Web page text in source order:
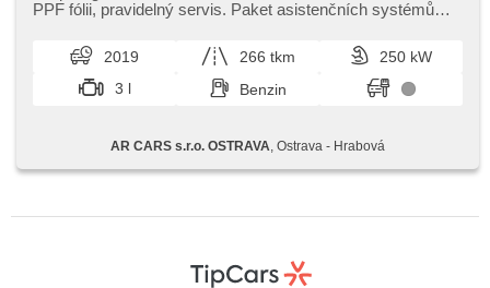
Autoradio, bezdrátová nabíječka mobilních telefonů, Apple
einstellbar, Klimaablage, ambientní osvětlení interiéru,
roletky na zadních oknech, zadní loketní opěrka, paměť
nastavení sedadla řidiče, beheizte Sitze,
Frontmassagesitze, odvětrávaná sedadla, isofix, El.
Spiegel, Scheibenwischersensor, Lichtsensor, El.
Vorderscheiben, El. Seitenscheiben, beheizte Frontscheibe,
Niveauregulierung, Federung Luft, Fahrgestell
CD-Wechsler, Teilbare Rücksitzbank, hlasové ovládání
PPF fólii,​ pravidelný servis. Paket asistenčních systémů
2019 266 tkm
250 kW
3 l
Benzin
AR CARS s.r.o. OSTRAVA , Ostrava - Hrabová